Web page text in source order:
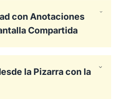
con Anotaciones
Compartida
la Pizarra con la